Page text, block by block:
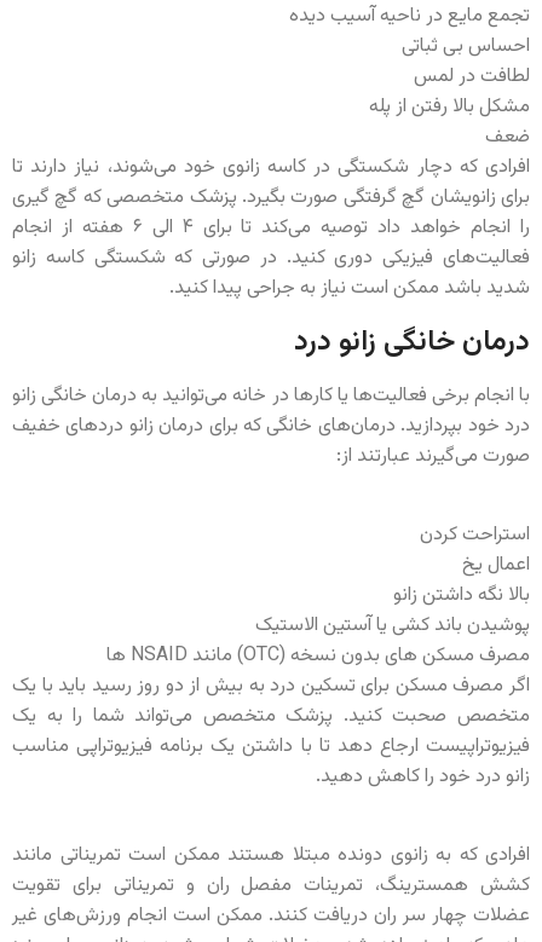
تجمع مایع در ناحیه آسیب دیده
احساس بی ثباتی
لطافت در لمس
مشکل بالا رفتن از پله
ضعف
افرادی که دچار شکستگی در کاسه زانوی خود می‌شوند، نیاز دارند تا
برای زانویشان گچ گرفتگی صورت بگیرد. پزشک متخصصی که گچ گیری
را انجام خواهد داد توصیه می‌کند تا برای ۴ الی ۶ هفته از انجام
فعالیت‌های فیزیکی دوری کنید. در صورتی که شکستگی کاسه زانو
شدید باشد ممکن است نیاز به جراحی پیدا کنید.
درمان‌ خانگی زانو درد
با انجام برخی فعالیت‌ها یا کارها در خانه می‌توانید به درمان خانگی زانو
درد خود بپردازید. درمان‌های خانگی که برای درمان زانو دردهای خفیف
صورت می‌گیرند عبارتند از:
استراحت كردن
اعمال یخ
بالا نگه داشتن زانو
پوشیدن باند کشی یا آستین الاستیک
مصرف مسکن های بدون نسخه (OTC) مانند NSAID ها
اگر مصرف مسکن برای تسکین درد به بیش از دو روز رسید باید با یک
متخصص صحبت کنید. پزشک متخصص می‌تواند شما را به یک
فیزیوتراپیست ارجاع دهد تا با داشتن یک برنامه فیزیوتراپی مناسب
زانو درد خود را کاهش دهید.
افرادی که به زانوی دونده مبتلا هستند ممکن است تمریناتی مانند
کشش همسترینگ، تمرینات مفصل ران و تمریناتی برای تقویت
عضلات چهار سر ران دریافت کنند. ممکن است انجام ورزش‌های غیر